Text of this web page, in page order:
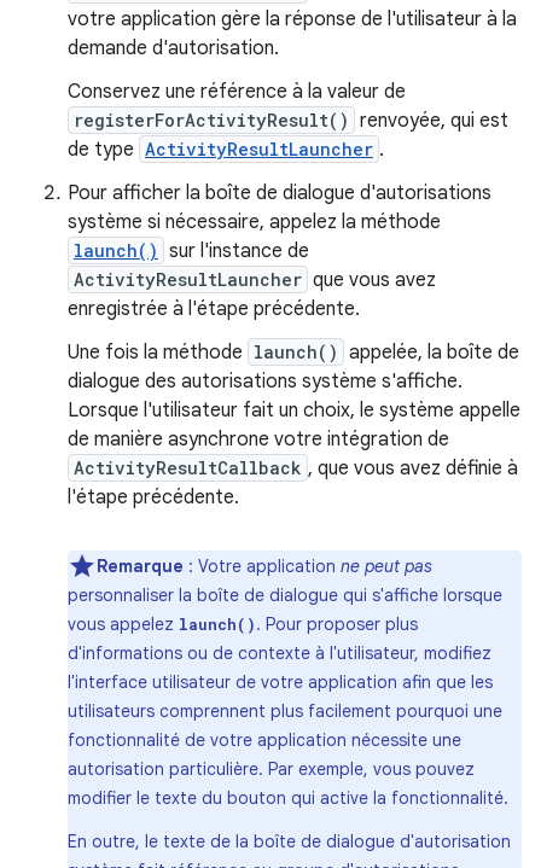
votre application gère la réponse de l'utilisateur à la
demande d'autorisation.
Conservez une référence à la valeur de
registerForActivityResult() renvoyée, qui est
de type ActivityResultLauncher .
Pour afficher la boîte de dialogue d'autorisations
système si nécessaire, appelez la méthode
launch() sur l'instance de
ActivityResultLauncher que vous avez
enregistrée à l'étape précédente.
Une fois la méthode launch() appelée, la boîte de
dialogue des autorisations système s'affiche.
Lorsque l'utilisateur fait un choix, le système appelle
de manière asynchrone votre intégration de
ActivityResultCallback , que vous avez définie à
l'étape précédente.
Remarque : Votre application ne peut pas
personnaliser la boîte de dialogue qui s'affiche lorsque
vous appelez launch(). Pour proposer plus
d'informations ou de contexte à l'utilisateur, modifiez
l'interface utilisateur de votre application afin que les
utilisateurs comprennent plus facilement pourquoi une
fonctionnalité de votre application nécessite une
autorisation particulière. Par exemple, vous pouvez
modifier le texte du bouton qui active la fonctionnalité.
En outre, le texte de la boîte de dialogue d'autorisation